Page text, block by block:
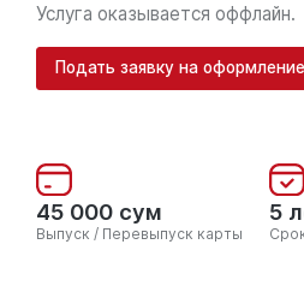
Услуга оказывается оффлайн.
Подать заявку на
45 000 сум
Выпуск / Перевыпуск карты
5